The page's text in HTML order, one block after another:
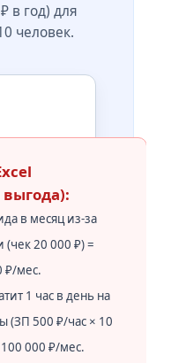
в год) для
человек.
в месяц из-за
(чек 20 000 ₽) =
₽/мес.
1 час в день на
(ЗП 500 ₽/час × 10
000 ₽/мес.